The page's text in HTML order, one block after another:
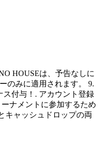
HOUSEは、予告なしに
のみに適用されます。 9.
付与！. アカウント登録
ナメントに参加するため
キャッシュドロップの両